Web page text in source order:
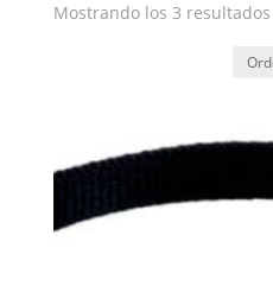
Mostrando los 3 resultados